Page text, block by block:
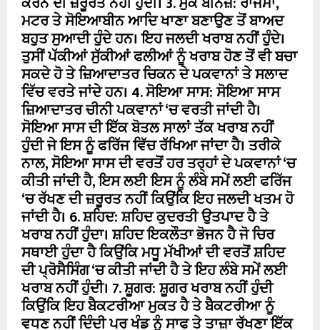
ਮਟਰ ਤੇ ਸੋਇਆਬੀਨ ਆਦਿ ਖਾਣਾ ਬਣਾਉਣ ਤੋਂ ਬਾਅਦ
ਬਹੁਤ ਸੁਆਦੀ ਹੁੰਦੇ ਹਨ। ਇਹ ਜਲਦੀ ਖਰਾਬ ਨਹੀਂ ਹੁੰਦੇ।
ਤੁਸੀਂ ਪੱਕੀਆਂ ਸੁੱਕੀਆਂ ਫਲੀਆਂ ਨੂੰ ਖਰਾਬ ਹੋਣ ਤੋਂ ਵੀ ਬਚਾ
ਸਕਦੇ ਹੋ ਤੇ ਜ਼ਿਆਦਾਤਰ ਚਿਕਨ ਦੇ ਪਕਵਾਨਾਂ ਤੇ ਸਲਾਦ
ਵਿੱਚ ਵਰਤੇ ਜਾਂਦੇ ਹਨ। 4. ਸੋਇਆ ਸਾਸ: ਸੋਇਆ ਸਾਸ
ਜ਼ਿਆਦਾਤਰ ਚੀਨੀ ਪਕਵਾਨਾਂ ‘ਚ ਵਰਤੀ ਜਾਂਦੀ ਹੈ।
ਸੋਇਆ ਸਾਸ ਦੀ ਇੱਕ ਬੋਤਲ ਸਾਲਾਂ ਤੱਕ ਖਰਾਬ ਨਹੀਂ
ਹੁੰਦੀ ਜੇ ਇਸ ਨੂੰ ਫਰਿੱਜ ਵਿੱਚ ਰੱਖਿਆ ਜਾਂਦਾ ਹੈ। ਤਰੀਕੇ
ਨਾਲ, ਸੋਇਆ ਸਾਸ ਦੀ ਵਰਤੋਂ ਹਰ ਤਰ੍ਹਾਂ ਦੇ ਪਕਵਾਨਾਂ ‘ਚ
ਕੀਤੀ ਜਾਂਦੀ ਹੈ, ਇਸ ਲਈ ਇਸ ਨੂੰ ਲੰਬੇ ਸਮੇਂ ਲਈ ਫਰਿੱਜ
‘ਚ ਰੱਖਣ ਦੀ ਜ਼ਰੂਰਤ ਨਹੀਂ ਕਿਉਂਕਿ ਇਹ ਜਲਦੀ ਖਤਮ ਹੋ
ਜਾਂਦੀ ਹੈ। 6. ਸ਼ਹਿਦ: ਸ਼ਹਿਦ ਕੁਦਰਤੀ ਉਤਪਾਦ ਹੈ ਤੇ
ਖਰਾਬ ਨਹੀਂ ਹੁੰਦਾ। ਸ਼ਹਿਦ ਇਕਲੌਤਾ ਭੋਜਨ ਹੈ ਜੋ ਚਿਰ
ਸਥਾਈ ਹੁੰਦਾ ਹੈ ਕਿਉਂਕਿ ਮਧੂ ਮੱਖੀਆਂ ਦੀ ਵਰਤੋਂ ਸ਼ਹਿਦ
ਦੀ ਪ੍ਰੋਸੈਸਿੰਗ ‘ਚ ਕੀਤੀ ਜਾਂਦੀ ਹੈ ਤੇ ਇਹ ਲੰਬੇ ਸਮੇਂ ਲਈ
ਖਰਾਬ ਨਹੀਂ ਹੁੰਦੀ। 7. ਸ਼ੂਗਰ: ਸ਼ੂਗਰ ਖਰਾਬ ਨਹੀਂ ਹੁੰਦੀ
ਕਿਉਂਕਿ ਇਹ ਬੈਕਟਰੀਆ ਮੁਕਤ ਹੈ ਤੇ ਬੈਕਟਰੀਆ ਨੂੰ
ਵਧਣ ਨਹੀਂ ਦਿੰਦੀ ਪਰ ਖੰਡ ਨੂੰ ਸਾਫ ਤੇ ਤਾਜ਼ਾ ਰੱਖਣਾ ਇੱਕ